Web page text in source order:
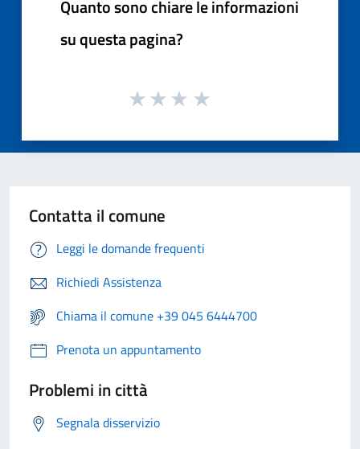
Quanto sono chiare le informazioni
su questa pagina?
Contatta il comune
Leggi le domande frequenti
Richiedi Assistenza
Chiama il comune +39 045 6444700
Prenota un appuntamento
Problemi in città
Segnala disservizio